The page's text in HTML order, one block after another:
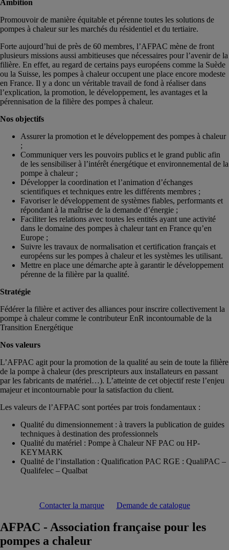
Ambition
Promouvoir de manière équitable et pérenne toutes les solutions de
pompes à chaleur sur les marchés du résidentiel et du tertiaire.
Forte aujourd’hui de près de 60 membres, l’AFPAC mène de front
plusieurs missions aussi ambitieuses que nécessaires pour l’avenir de la
filière. En effet, au regard de certains pays européens comme la Suède
ou la Suisse, les pompes à chaleur occupent une place encore modeste
en France. Il y a donc un véritable travail de fond à réaliser dans
l’explication, la promotion, le développement, les avantages et la
pérennisation de la filière des pompes à chaleur.
Nos objectifs
Assurer la promotion et le développement des pompes à chaleur
;
Communiquer vers les pouvoirs publics et le grand public afin
de les sensibiliser à l’intérêt énergétique et environnemental de la
pompe à chaleur ;
Développer la coordination et l’animation d’échanges
scientifiques et techniques entre les différents membres ;
Favoriser le développement de systèmes fiables, performants et
répondant à la maîtrise de la demande d’énergie ;
Faciliter les relations avec toutes les entités ayant une activité
dans le domaine des pompes à chaleur tant en France qu’en
Europe ;
Suivre les travaux de normalisation et certification français et
européens sur les pompes à chaleur et les systèmes les utilisant.
Mettre en place une démarche apte à garantir le développement
pérenne de la filière par la qualité.
Stratégie
Fédérer la filière et activer des alliances pour inscrire collectivement la
pompe à chaleur comme le contributeur EnR incontournable de la
Transition Energétique
Nos valeurs
L’AFPAC agit pour la promotion de la qualité au sein de toute la filière
de la pompe à chaleur (des prescripteurs aux installateurs en passant
par les fabricants de matériel…). L’atteinte de cet objectif reste l’enjeu
majeur et incontournable pour la satisfaction du client.
Les valeurs de l’AFPAC sont portées par trois fondamentaux :
Qualité du dimensionnement : à travers la publication de guides
techniques à destination des professionnels
Qualité du matériel : Pompe à Chaleur NF PAC ou HP-
KEYMARK
Qualité de l’installation : Qualification PAC RGE : QualiPAC –
Qualifelec – Qualbat
Contacter la marque Demande de catalogue
AFPAC - Association française pour les
pompes a chaleur